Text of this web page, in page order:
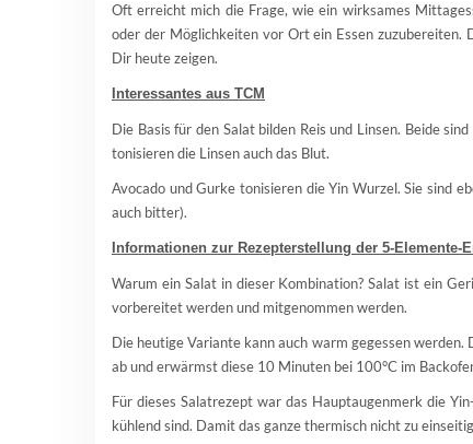
Oft erreicht mich die Frage, wie ein wirksames
oder der Möglichkeiten vor Ort ein Essen
Dir heute zeigen.
Interessantes aus TCM
Die Basis für den Salat bilden Reis und Linsen. Beide
tonisieren die Linsen auch das Blut.
Avocado und Gurke tonisieren die Yin Wurzel. Sie sind
auch bitter).
Informationen zur Rezepterstellung der 5-Elemente-
Warum ein Salat in dieser Kombination? Salat ist ein
vorbereitet werden und mitgenommen werden.
Die heutige Variante kann auch warm gegessen
ab und erwärmst diese 10 Minuten bei 100°C im
Für dieses Salatrezept war das Hauptaugenmerk die
kühlend sind. Damit das ganze thermisch nicht zu